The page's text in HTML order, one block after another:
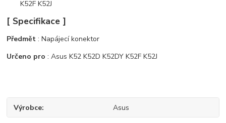
[ Specifikace ]
Předmět : Napájecí konektor
Určeno pro : Asus K52 K52D K52DY K52F K52J
Výrobce Asus